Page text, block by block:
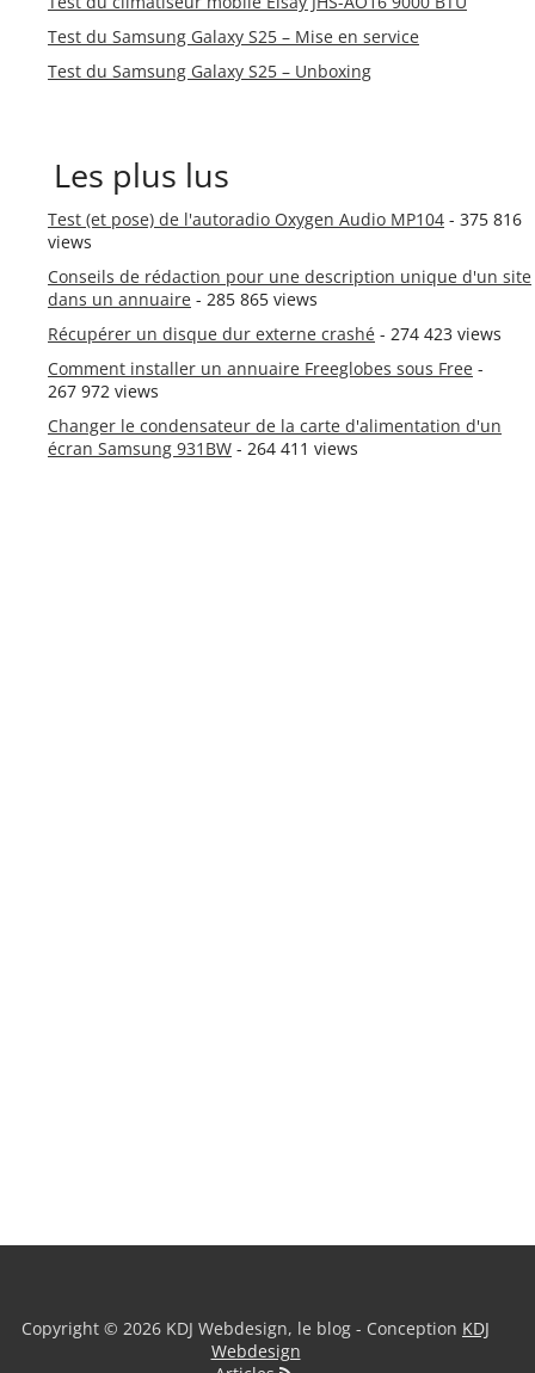
Test du Samsung Galaxy S25 – Mise en service
Test du Samsung Galaxy S25 – Unboxing
Les plus lus
Test (et pose) de l'autoradio Oxygen Audio MP104 - 375 816
views
Conseils de rédaction pour une description unique d'un site
dans un annuaire - 285 865 views
Récupérer un disque dur externe crashé - 274 423 views
Comment installer un annuaire Freeglobes sous Free -
267 972 views
Changer le condensateur de la carte d'alimentation d'un
écran Samsung 931BW - 264 411 views
Copyright © 2026 KDJ Webdesign, le blog - Conception KDJ
Webdesign